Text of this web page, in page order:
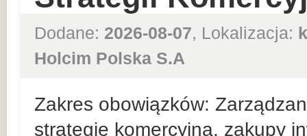
Dodane: 2026-08-07, Lokalizacja:
Holcim Polska S.A
Zakres obowiązków:
strategię komercyjną, zakupy